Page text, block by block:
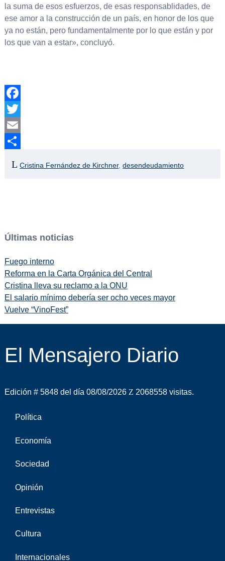
la suma de esos esfuerzos, de esas responsablidades, de
ese amor a la construcción de un país, en honor de los que
ya no están, pero fundamentalmente por lo que están y por
los que van a estar», concluyó.
Facebook
Twitter
Email
Cristina Fernández de Kirchner,desendeudamiento
Últimas noticias
Fuego interno
Reforma en la Carta Orgánica del Central
Cristina lleva su reclamo a la ONU
El salario mínimo debería ser ocho veces mayor
Vuelve “VinoFest”
El Mensajero Diario
Edición # 5848 del día 08/08/2026 2068558 visitas.
Política
Economía
Sociedad
Opinión
Entrevistas
Cultura
Internacionales